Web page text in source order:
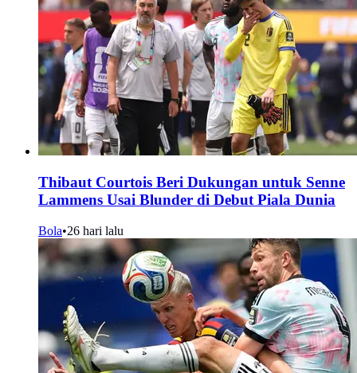
Thibaut Courtois Beri Dukungan untuk Senne
Lammens Usai Blunder di Debut Piala Dunia
Bola•26 hari lalu